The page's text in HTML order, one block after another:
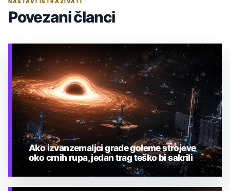
Povezani članci
Ako izvanzemaljci grade goleme strojeve
oko crnih rupa, jedan trag teško bi sakrili